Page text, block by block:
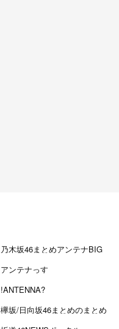
乃木坂46まとめアンテナBIG
アンテナっす
!ANTENNA?
欅坂/日向坂46まとめのまとめ